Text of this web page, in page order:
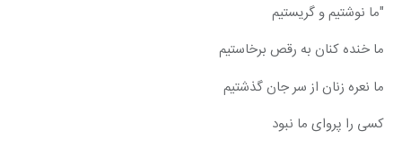
"ما نوشتیم و گریستیم
ما خنده کنان به رقص برخاستیم
ما نعره زنان از سر جان گذشتیم
کسی را پروای ما نبود